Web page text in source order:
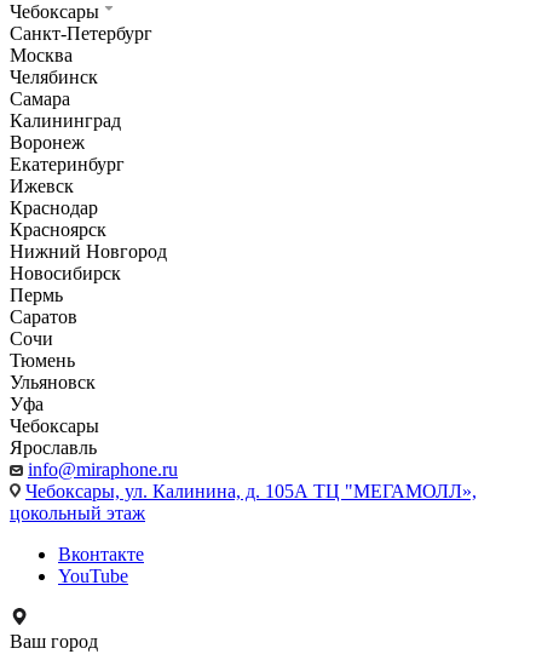
Чебоксары
Санкт-Петербург
Москва
Челябинск
Самара
Калининград
Воронеж
Екатеринбург
Ижевск
Краснодар
Красноярск
Нижний Новгород
Новосибирск
Пермь
Саратов
Сочи
Тюмень
Ульяновск
Уфа
Чебоксары
Ярославль
info@miraphone.ru
Чебоксары, ул. Калинина, д. 105А ТЦ "МЕГАМОЛЛ»,
цокольный этаж
Вконтакте
YouTube
Ваш город